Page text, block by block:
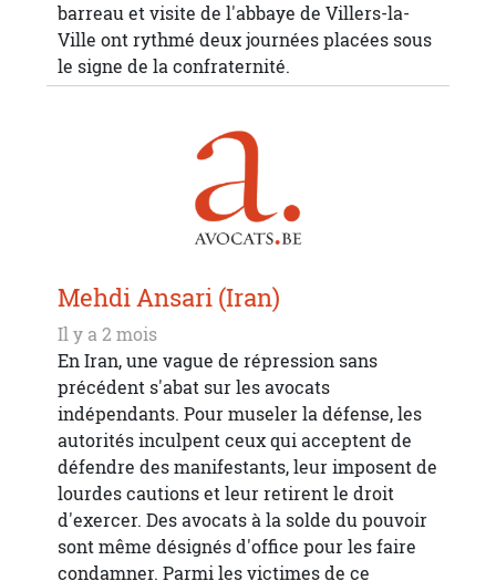
barreau et visite de l'abbaye de Villers-la-
Ville ont rythmé deux journées placées sous
le signe de la confraternité.
Mehdi Ansari (Iran)
Il y a 2 mois
En Iran, une vague de répression sans
précédent s'abat sur les avocats
indépendants. Pour museler la défense, les
autorités inculpent ceux qui acceptent de
défendre des manifestants, leur imposent de
lourdes cautions et leur retirent le droit
d'exercer. Des avocats à la solde du pouvoir
sont même désignés d'office pour les faire
condamner. Parmi les victimes de ce